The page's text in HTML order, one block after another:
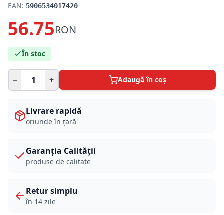
EAN: 5906534017420
56.75RON
În stoc
− + Adaugă în coș
Livrare rapidă
oriunde în țară
Garanția Calității
produse de calitate
Retur simplu
în 14 zile